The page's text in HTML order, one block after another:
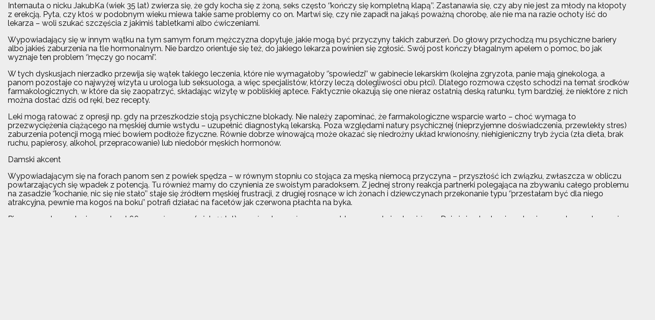
Internauta o nicku JakubKa (wiek 35 lat) zwierza się, że gdy kocha się z żoną, seks często ‘’kończy się kompletną klapą’’. Zastanawia się, czy aby nie jest za młody na kłopoty
z erekcją. Pyta, czy ktoś w podobnym wieku miewa takie same problemy co on. Martwi się, czy nie zapadł na jakąś poważną chorobę, ale nie ma na razie ochoty iść do
lekarza – woli szukać szczęścia z jakimiś tabletkami albo ćwiczeniami.
Wypowiadający się w innym wątku na tym samym forum mężczyzna dopytuje, jakie mogą być przyczyny takich zaburzeń. Do głowy przychodzą mu psychiczne bariery
albo jakieś zaburzenia na tle hormonalnym. Nie bardzo orientuje się też, do jakiego lekarza powinien się zgłosić. Swój post kończy błagalnym apelem o pomoc, bo jak
wyznaje ten problem ‘’męczy go nocami’’.
W tych dyskusjach nierzadko przewija się wątek takiego leczenia, które nie wymagałoby ‘’spowiedzi’’ w gabinecie lekarskim (kolejna zgryzota, panie mają ginekologa, a
panom pozostaje co najwyżej wizyta u urologa lub seksuologa, a więc specjalistów, którzy leczą dolegliwości obu płci). Dlatego rozmowa często schodzi na temat środków
farmakologicznych, w które da się zaopatrzyć, składając wizytę w pobliskiej aptece. Faktycznie okazują się one nieraz ostatnią deską ratunku, tym bardziej, że niektóre z nich
można dostać dziś od ręki, bez recepty.
Leki mogą ratować z opresji np. gdy na przeszkodzie stoją psychiczne blokady. Nie należy zapominać, że farmakologiczne wsparcie warto – choć wymaga to
przezwyciężenia ciążącego na męskiej dumie wstydu – uzupełnić diagnostyką lekarską. Poza względami natury psychicznej (nieprzyjemne doświadczenia, przewlekły stres)
zaburzenia potencji mogą mieć bowiem podłoże fizyczne. Równie dobrze winowajcą może okazać się niedrożny układ krwionośny, niehigieniczny tryb życia (zła dieta, brak
ruchu, papierosy, alkohol, przepracowanie) lub niedobór męskich hormonów.
Damski akcent
Wypowiadającym się na forach panom sen z powiek spędza – w równym stopniu co stojąca za męską niemocą przyczyna – przyszłość ich związku, zwłaszcza w obliczu
powtarzających się wpadek z potencją. Tu również mamy do czynienia ze swoistym paradoksem. Z jednej strony reakcja partnerki polegająca na zbywaniu całego problemu
na zasadzie ‘’kochanie, nic się nie stało’’ staje się źródłem męskiej frustracji, z drugiej rosnące w ich żonach i dziewczynach przekonanie typu ‘’przestałam być dla niego
atrakcyjna, pewnie ma kogoś na boku’’ potrafi działać na facetów jak czerwona płachta na byka.
Piszący pod pseudonimem Jozek6699 mężczyzna (wiek 41 lat) wyraża obawę, że przez problemy z erekcją straci żonę. Dziwi się, skąd u niego ta niemoc, skoro zdrowo się